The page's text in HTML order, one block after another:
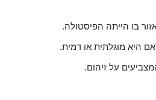
בו הייתה הפיסטולה.
היא מוגלתית או דמית.
על זיהום.